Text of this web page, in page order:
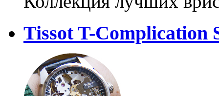
Tissot T-Complication